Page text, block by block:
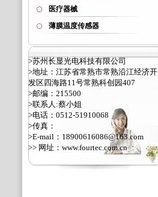
医疗器械
薄膜温度传感器
>苏州长显光电科技有限公司
>地址：江苏省常熟市常熟沿江经济开
发区四海路11号常熟科创园407
>邮编：215500
>联系人:蔡小姐
>电话：0512-51910068
>传真：
>E-mail：18900616086@163.com
>> 网址： www.fourtec.com.cn